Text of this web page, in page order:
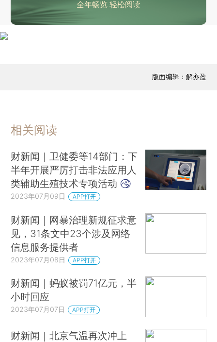
全年畅览 轻松阅读
版面编辑：解亦盈
相关阅读
财新闻｜卫健委等14部门：下
半年开展严厉打击非法应用人
类辅助生殖技术专项活动
2023年07月09日 APP打开
财新闻｜网暴治理新规征求意
见，31条文中23个涉及网络
信息服务提供者
2023年07月08日 APP打开
财新闻｜蚂蚁被罚71亿元，半
小时回应
2023年07月07日 APP打开
财新闻｜北京气温再次冲上